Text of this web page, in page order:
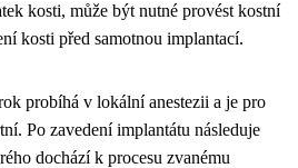
kosti, může být nutné provést kostní
kosti před samotnou implantací.
probíhá v lokální anestezii a je pro
Po zavedení implantátu následuje
dochází k procesu zvanému